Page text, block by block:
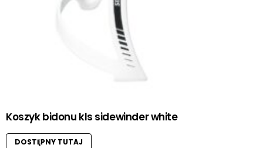
Koszyk bidonu kls sidewinder white
DOSTĘPNY TUTAJ